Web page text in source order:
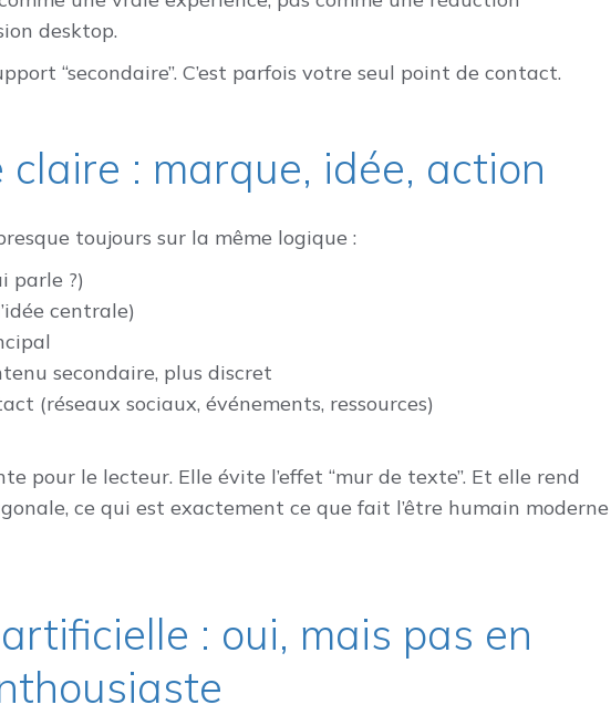
desktop.
“secondaire”. C’est parfois votre seul point de contact.
: marque, idée, action
toujours sur la même logique :
parle ?)
centrale)
secondaire, plus discret
(réseaux sociaux, événements, ressources)
pour le lecteur. Elle évite l’effet “mur de texte”. Et elle rend
ce qui est exactement ce que fait l’être humain moderne
: oui, mais pas en